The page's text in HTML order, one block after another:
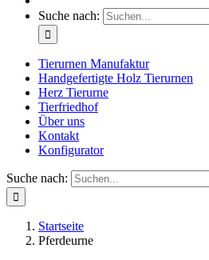
Suche nach:
Tierurnen Manufaktur
Handgefertigte Holz Tierurnen
Herz Tierurne
Tierfriedhof
Über uns
Kontakt
Konfigurator
Suche nach:
Startseite
Pferdeurne